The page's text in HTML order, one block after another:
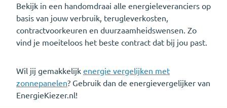
Bekijk in een handomdraai alle energieleveranciers op
basis van jouw verbruik, terugleverkosten,
contractvoorkeuren en duurzaamheidswensen. Zo
vind je moeiteloos het beste contract dat bij jou past.
Wil jij gemakkelijk energie vergelijken met
zonnepanelen? Gebruik dan de energievergelijker van
EnergieKiezer.nl!